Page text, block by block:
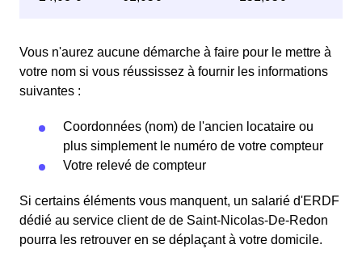
Vous n'aurez aucune démarche à faire pour le mettre à
votre nom si vous réussissez à fournir les informations
suivantes :
Coordonnées (nom) de l'ancien locataire ou
plus simplement le numéro de votre compteur
Votre relevé de compteur
Si certains éléments vous manquent, un salarié d'ERDF
dédié au service client de de Saint-Nicolas-De-Redon
pourra les retrouver en se déplaçant à votre domicile.